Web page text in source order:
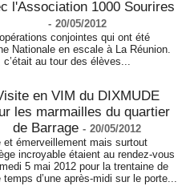
l'Association 1000 Sourires
- 20/05/2012
conjointes qui ont été
Nationale en escale à La Réunion.
au tour des élèves...
en VIM du DIXMUDE
les marmailles du quartier
de Barrage - 20/05/2012
et émerveillement mais surtout
incroyable étaient au rendez-vous
5 mai 2012 pour la trentaine de
d’une après-midi sur le porte...